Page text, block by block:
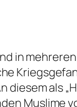
in
als